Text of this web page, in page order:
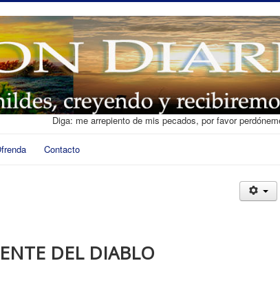
Diga: me arrepiento de mis pecados, por favor
Contacto
DEL DIABLO